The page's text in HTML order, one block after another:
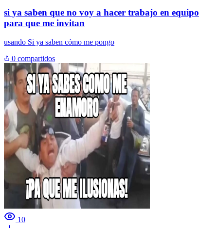
si ya saben que no voy a hacer trabajo en equipo
para que me invitan
usando Si ya saben cómo me pongo
0 compartidos
10